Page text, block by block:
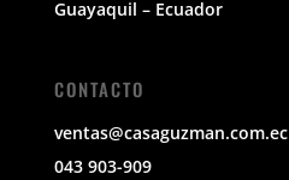
Guayaquil – Ecuador
CONTACTO
ventas@casaguzman.com.ec
043 903-909